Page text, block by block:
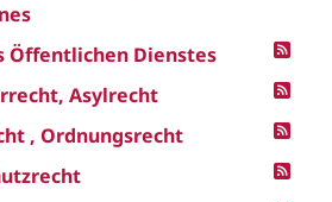
Öffentlichen Dienstes
Asylrecht
, Ordnungsrecht